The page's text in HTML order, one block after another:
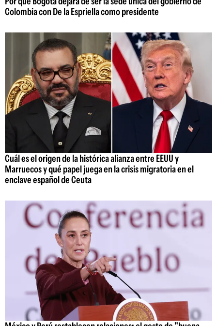
Colombia con De la Espriella como presidente
Cuál es el origen de la histórica alianza entre EEUU y
Marruecos y qué papel juega en la crisis migratoria en el
enclave español de Ceuta